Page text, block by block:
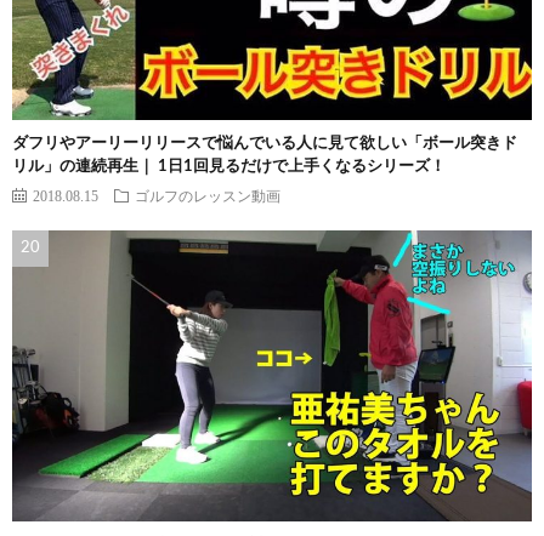
ダフリやアーリーリリースで悩んでいる人に見て欲しい「ボール突きド
リル」の連続再生｜ 1日1回見るだけで上手くなるシリーズ！
2018.08.15 ゴルフのレッスン動画